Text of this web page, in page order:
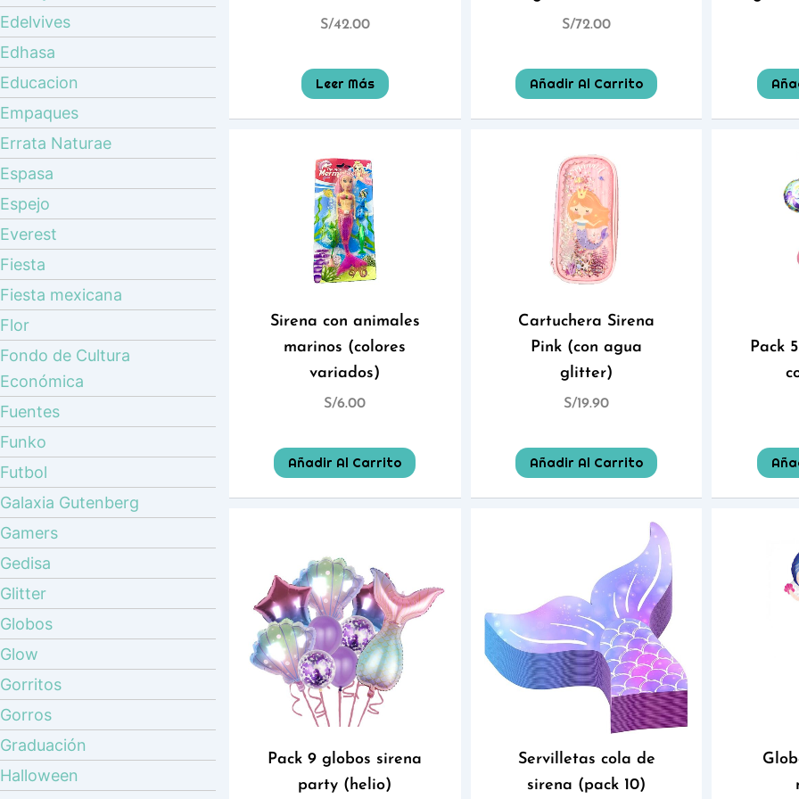
Edelvives
Edhasa
Educacion
Empaques
Errata Naturae
Espasa
Espejo
Everest
Fiesta
Fiesta mexicana
Flor
Fondo de Cultura
Económica
Fuentes
Funko
Futbol
Galaxia Gutenberg
Gamers
Gedisa
Glitter
Globos
Glow
Gorritos
Gorros
Graduación
Halloween
S/42.00
Leer Más
S/72.00
Añadir Al Carrito
Sirena con animales
marinos (colores
variados)
S/6.00
Añadir Al Carrito
Cartuchera Sirena
Pink (con agua
glitter)
S/19.90
Añadir Al Carrito
Pack
Pack 9 globos sirena
party (helio)
Servilletas cola de
sirena (pack 10)